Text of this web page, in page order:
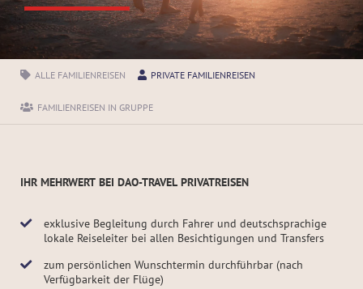
ALLE FAMILIENREISEN PRIVATE FAMILIENREISEN
FAMILIENREISEN IN GRUPPE
IHR MEHRWERT BEI DAO-TRAVEL PRIVATREISEN
exklusive Begleitung durch Fahrer und deutschsprachige
lokale Reiseleiter bei allen Besichtigungen und Transfers
zum persönlichen Wunschtermin durchführbar (nach
Verfügbarkeit der Flüge)